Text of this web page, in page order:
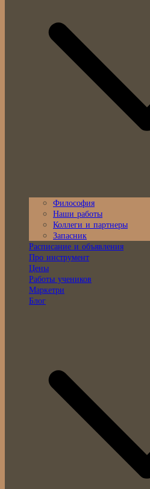
Философия
Наши работы
Коллеги и партнеры
Запасник
Расписание и объявления
Про инструмент
Цены
Работы учеников
Маркетри
Блог